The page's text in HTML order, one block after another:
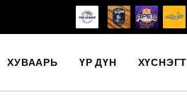
ХУВААРЬ ҮР ДҮН ХҮСНЭГТ